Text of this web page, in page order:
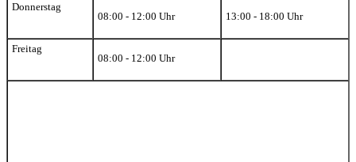
Donnerstag
08:00 - 12:00 Uhr
13:00 - 18:00 Uhr
Freitag
08:00 - 12:00 Uhr